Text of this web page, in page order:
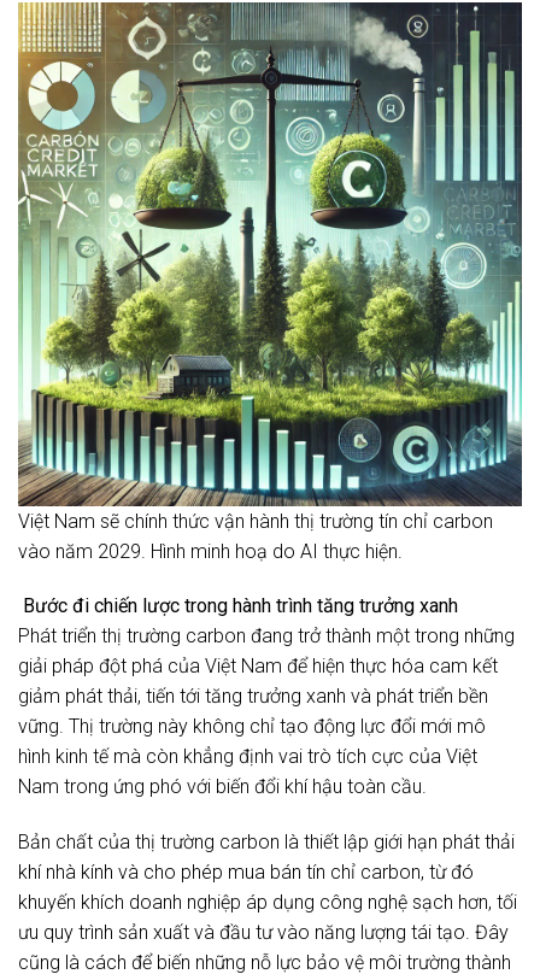
Việt Nam sẽ chính thức vận hành thị trường tín chỉ carbon
vào năm 2029. Hình minh hoạ do AI thực hiện.
Bước đi chiến lược trong hành trình tăng trưởng xanh
Phát triển thị trường carbon đang trở thành một trong những
giải pháp đột phá của Việt Nam để hiện thực hóa cam kết
giảm phát thải, tiến tới tăng trưởng xanh và phát triển bền
vững. Thị trường này không chỉ tạo động lực đổi mới mô
hình kinh tế mà còn khẳng định vai trò tích cực của Việt
Nam trong ứng phó với biến đổi khí hậu toàn cầu.
Bản chất của thị trường carbon là thiết lập giới hạn phát thải
khí nhà kính và cho phép mua bán tín chỉ carbon, từ đó
khuyến khích doanh nghiệp áp dụng công nghệ sạch hơn, tối
ưu quy trình sản xuất và đầu tư vào năng lượng tái tạo. Đây
cũng là cách để biến những nỗ lực bảo vệ môi trường thành